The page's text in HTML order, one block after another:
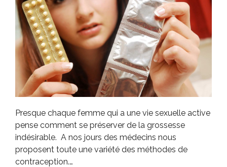
Presque chaque femme qui a une vie sexuelle active
pense comment se préserver de la grossesse
indésirable. A nos jours des médecins nous
proposent toute une variété des méthodes de
contraception.…